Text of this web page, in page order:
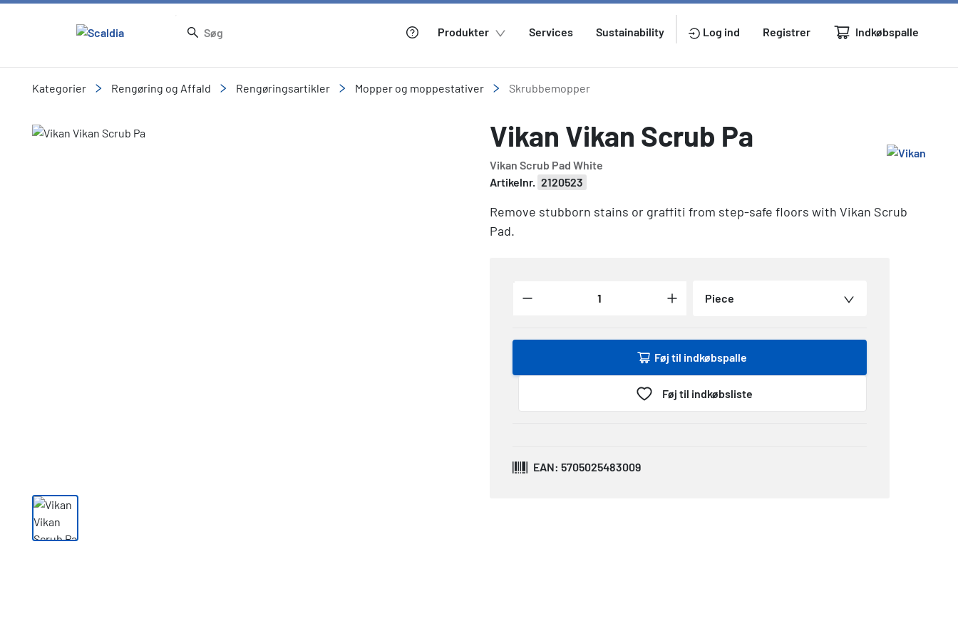
Produkter Services Sustainability Log ind Registrer Indkøbspalle
Kategorier Rengøring og Affald Rengøringsartikler Mopper og moppestativer Skrubbemopper
Slide 1 of 1 Vikan Vikan Scrub Pa
Vikan Scrub Pad White
Artikelnr. 2120523
Remove stubborn stains or graffiti from step-safe floors with Vikan Scrub
Pad.
Piece
Føj til indkøbspalle
Føj til indkøbsliste
EAN: 5705025483009